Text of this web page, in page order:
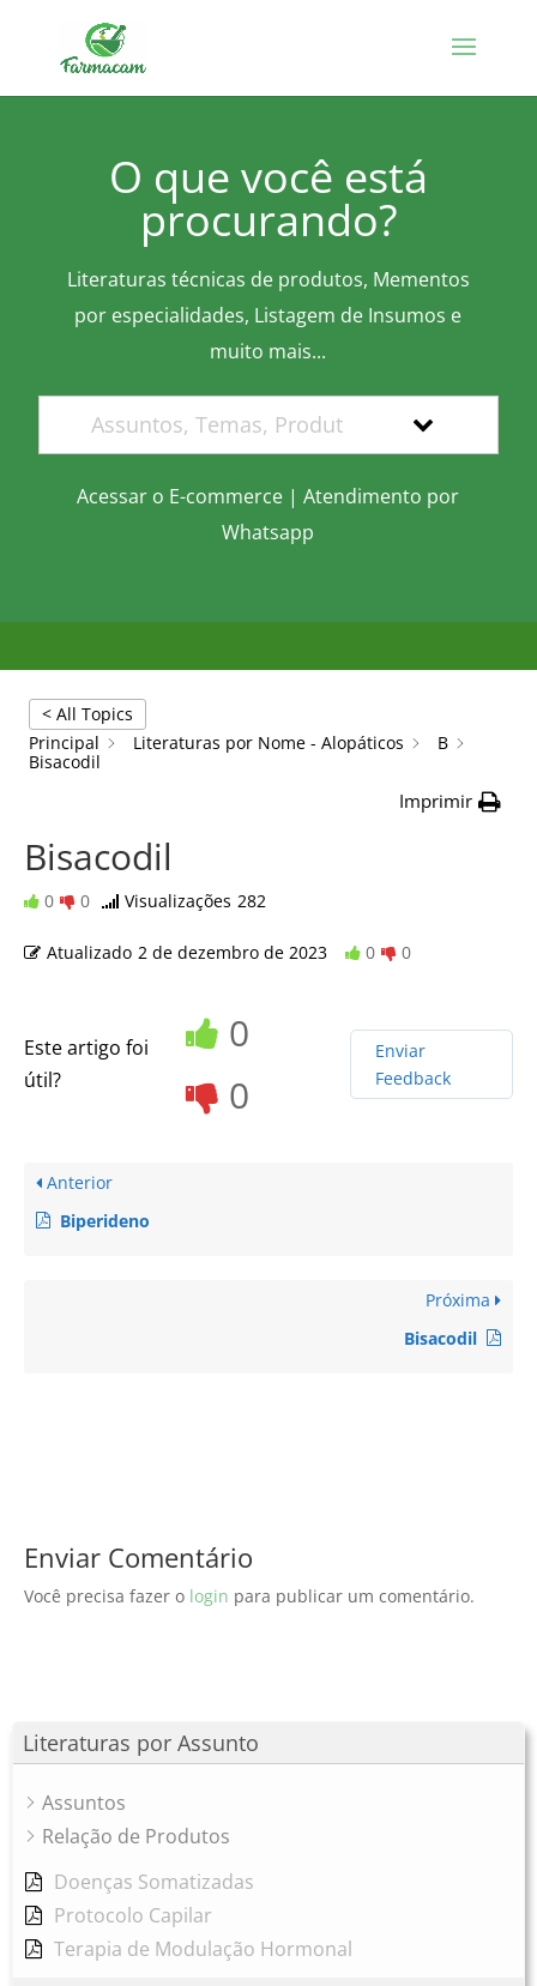
O que você está
procurando?
Literaturas técnicas de produtos, Mementos
por especialidades, Listagem de Insumos e
muito mais...
Acessar o E-commerce |Atendimento por
Whatsapp
Literaturas por Assunto
Assuntos
Relação de Produtos
Doenças Somatizadas
Protocolo Capilar
Terapia de Modulação Hormonal
< All Topics
Principal
Literaturas por Nome - Alopáticos
B
Bisacodil
Imprimir
Bisacodil
0 0 Visualizações 282
Atualizado 2 de dezembro de 2023 0 0
Este artigo foi
útil?
0
0
Enviar
Feedback
Anterior
Biperideno
Próxima
Bisacodil
Enviar Comentário
Você precisa fazer o login para publicar um comentário.